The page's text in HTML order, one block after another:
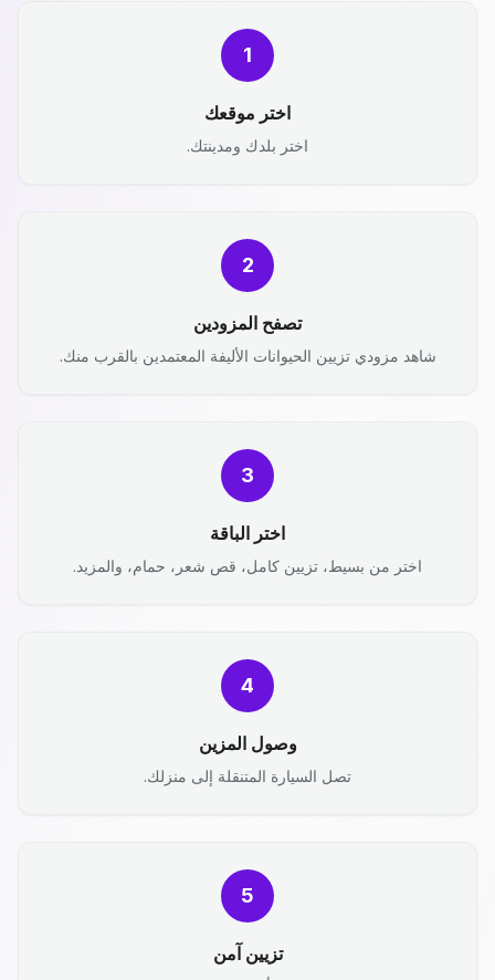
1
اختر موقعك
اختر بلدك ومدينتك.
2
تصفح المزودين
شاهد مزودي تزيين الحيوانات الأليفة المعتمدين بالقرب منك.
3
اختر الباقة
اختر من بسيط، تزيين كامل، قص شعر، حمام، والمزيد.
4
وصول المزين
تصل السيارة المتنقلة إلى منزلك.
5
تزيين آمن